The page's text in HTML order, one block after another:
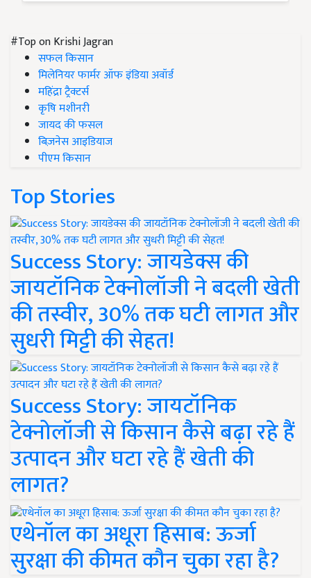
#Top on Krishi Jagran
सफल किसान
मिलेनियर फार्मर ऑफ इंडिया अवॉर्ड
महिंद्रा ट्रैक्टर्स
कृषि मशीनरी
जायद की फसल
बिज़नेस आइडियाज
पीएम किसान
Top Stories
Success Story: जायडेक्स की
जायटॉनिक टेक्नोलॉजी ने बदली खेती
की तस्वीर, 30% तक घटी लागत और
सुधरी मिट्टी की सेहत!
Success Story: जायटॉनिक
टेक्नोलॉजी से किसान कैसे बढ़ा रहे हैं
उत्पादन और घटा रहे हैं खेती की
लागत?
एथेनॉल का अधूरा हिसाब: ऊर्जा
सुरक्षा की कीमत कौन चुका रहा है?